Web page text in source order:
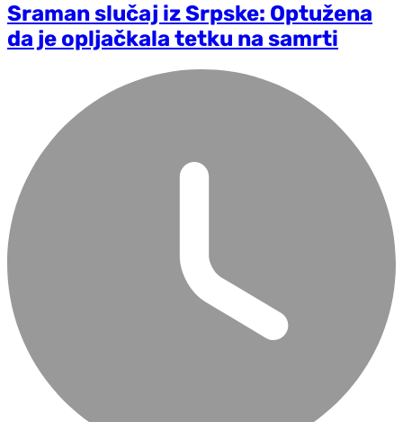
Sraman slučaj iz Srpske: Optužena
da je opljačkala tetku na samrti